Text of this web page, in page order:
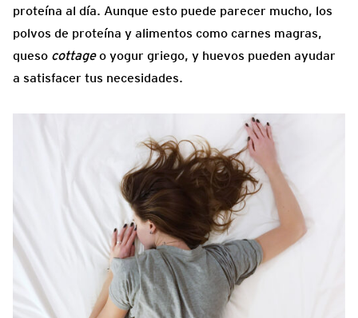
proteína al día. Aunque esto puede parecer mucho, los
polvos de proteína y alimentos como carnes magras,
queso cottageo yogur griego, y huevos pueden ayudar
a satisfacer tus necesidades.